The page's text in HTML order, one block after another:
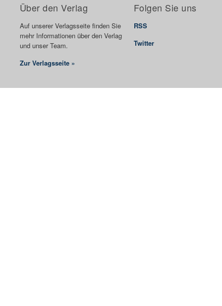
Über den Verlag
Auf unserer Verlagsseite finden Sie
mehr Informationen über den Verlag
und unser Team.
Zur Verlagsseite »
Folgen Sie uns
RSS
Twitter